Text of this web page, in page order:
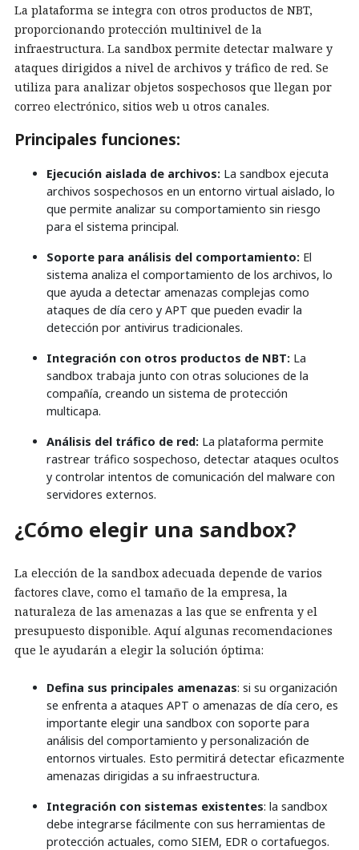
La plataforma se integra con otros productos de NBT,
proporcionando protección multinivel de la
infraestructura. La sandbox permite detectar malware y
ataques dirigidos a nivel de archivos y tráfico de red. Se
utiliza para analizar objetos sospechosos que llegan por
correo electrónico, sitios web u otros canales.
Principales funciones:
Ejecución aislada de archivos: La sandbox ejecuta
archivos sospechosos en un entorno virtual aislado, lo
que permite analizar su comportamiento sin riesgo
para el sistema principal.
Soporte para análisis del comportamiento: El
sistema analiza el comportamiento de los archivos, lo
que ayuda a detectar amenazas complejas como
ataques de día cero y APT que pueden evadir la
detección por antivirus tradicionales.
Integración con otros productos de NBT: La
sandbox trabaja junto con otras soluciones de la
compañía, creando un sistema de protección
multicapa.
Análisis del tráfico de red: La plataforma permite
rastrear tráfico sospechoso, detectar ataques ocultos
y controlar intentos de comunicación del malware con
servidores externos.
¿Cómo elegir una sandbox?
La elección de la sandbox adecuada depende de varios
factores clave, como el tamaño de la empresa, la
naturaleza de las amenazas a las que se enfrenta y el
presupuesto disponible. Aquí algunas recomendaciones
que le ayudarán a elegir la solución óptima:
Defina sus principales amenazas: si su organización
se enfrenta a ataques APT o amenazas de día cero, es
importante elegir una sandbox con soporte para
análisis del comportamiento y personalización de
entornos virtuales. Esto permitirá detectar eficazmente
amenazas dirigidas a su infraestructura.
Integración con sistemas existentes: la sandbox
debe integrarse fácilmente con sus herramientas de
protección actuales, como SIEM, EDR o cortafuegos.